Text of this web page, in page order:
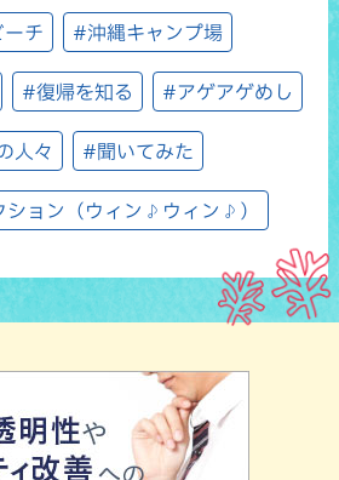
チ #沖縄キャンプ場
#復帰を知る #アゲアゲめし
人々 #聞いてみた
ション（ウィン♪ウィン♪）